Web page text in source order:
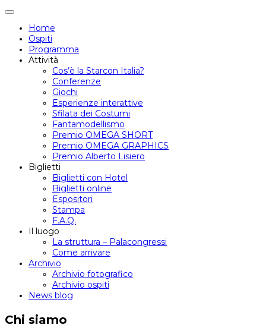
Attiva/disattiva
navigazione
Home
Ospiti
Programma
Attività
Cos’è la Starcon Italia?
Conferenze
Giochi
Esperienze interattive
Sfilata dei Costumi
Fantamodellismo
Premio OMEGA SHORT
Premio OMEGA GRAPHICS
Premio Alberto Lisiero
Biglietti
Biglietti con Hotel
Biglietti online
Espositori
Stampa
F.A.Q.
Il luogo
La struttura – Palacongressi
Come arrivare
Archivio
Archivio fotografico
Archivio ospiti
News blog
Chi siamo